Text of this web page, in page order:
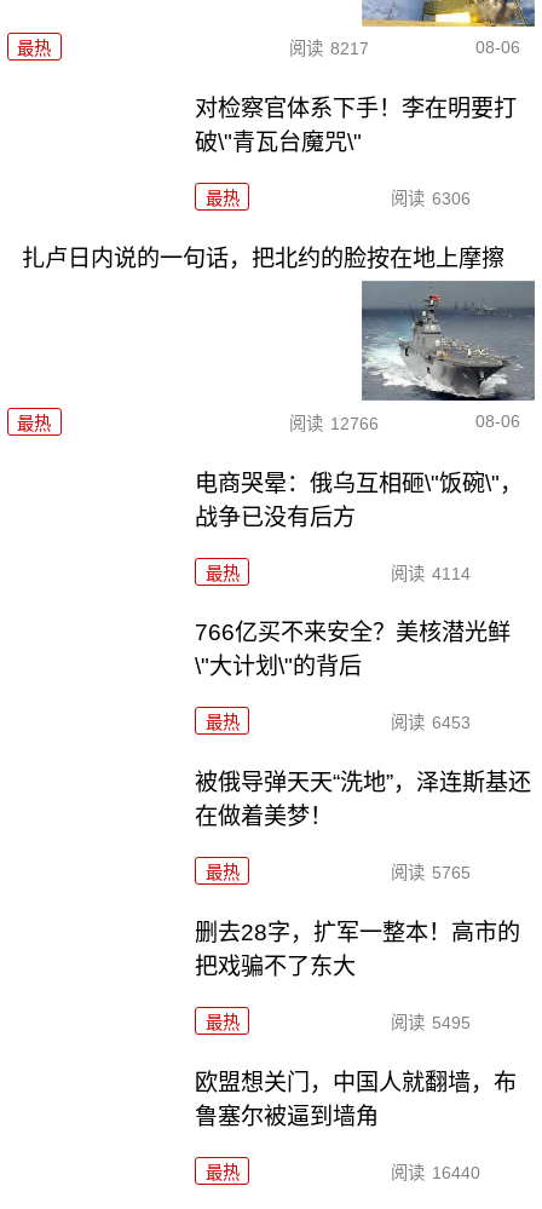
最热 阅读 8217 08-06
对检察官体系下手！李在明要打
破\"青瓦台魔咒\"
最热 阅读 6306
扎卢日内说的一句话，把北约的脸按在地上摩擦
最热 阅读 12766 08-06
电商哭晕：俄乌互相砸\"饭碗\"，
战争已没有后方
最热 阅读 4114
766亿买不来安全？美核潜光鲜
\"大计划\"的背后
最热 阅读 6453
被俄导弹天天“洗地”，泽连斯基还
在做着美梦！
最热 阅读 5765
删去28字，扩军一整本！高市的
把戏骗不了东大
最热 阅读 5495
欧盟想关门，中国人就翻墙，布
鲁塞尔被逼到墙角
最热 阅读 16440